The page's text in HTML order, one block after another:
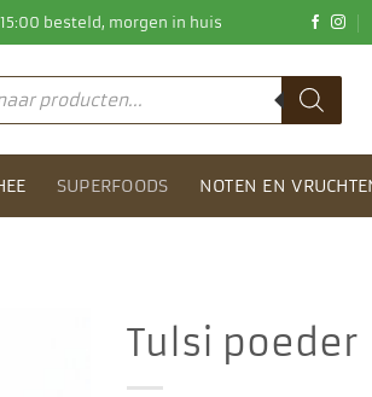
besteld, morgen in huis
SUPERFOODS NOTEN EN
Tulsi poeder